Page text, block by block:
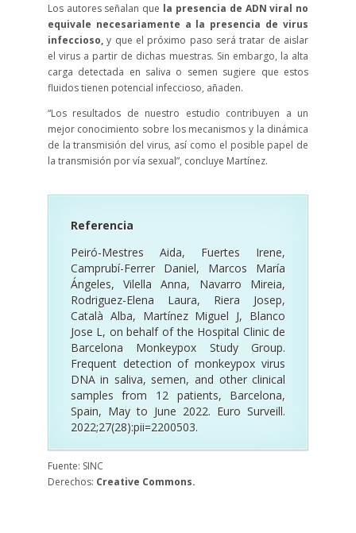
Los autores señalan que la presencia de ADN viral no
equivale necesariamente a la presencia de virus
infeccioso,y que el próximo paso será tratar de aislar
el virus a partir de dichas muestras. Sin embargo, la alta
carga detectada en saliva o semen sugiere que estos
fluidos tienen potencial infeccioso, añaden.
“Los resultados de nuestro estudio contribuyen a un
mejor conocimiento sobre los mecanismos y la dinámica
de la transmisión del virus, así como el posible papel de
la transmisión por vía sexual”, concluye Martínez.
Referencia
Peiró-Mestres Aida, Fuertes Irene,
Camprubí-Ferrer Daniel, Marcos María
Ángeles, Vilella Anna, Navarro Mireia,
Rodriguez-Elena Laura, Riera Josep,
Català Alba, Martínez Miguel J, Blanco
Jose L, on behalf of the Hospital Clinic de
Barcelona Monkeypox Study Group.
Frequent detection of monkeypox virus
DNA in saliva, semen, and other clinical
samples from 12 patients, Barcelona,
Spain, May to June 2022. Euro Surveill.
2022;27(28):pii=2200503.
Fuente: SINC
Derechos: Creative Commons.